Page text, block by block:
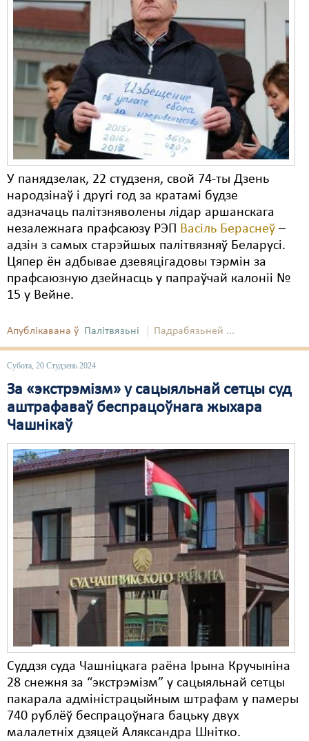
У панядзелак, 22 студзеня, свой 74-ты Дзень
народзінаў і другі год за кратамі будзе
адзначаць палітзняволены лідар аршанскага
незалежнага прафсаюзу РЭП Васіль Бераснеў –
адзін з самых старэйшых палітвязняў Беларусі.
Цяпер ён адбывае дзевяцігадовы тэрмін за
прафсаюзную дзейнасць у папраўчай калоніі №
15 у Вейне.
Апублікавана ў Палітвязьні Падрабязьней ...
Субота, 20 Студзень 2024
За «экстрэмізм» у сацыяльнай сетцы суд
аштрафаваў беспрацоўнага жыхара
Чашнікаў
Суддзя суда Чашніцкага раёна Ірына Кручыніна
28 снежня за “экстрэмізм” у сацыяльнай сетцы
пакарала адміністрацыйным штрафам у памеры
740 рублёў беспрацоўнага бацьку двух
малалетніх дзяцей Аляксандра Шнітко.
Правы працоўных
Сацыяльныя правы